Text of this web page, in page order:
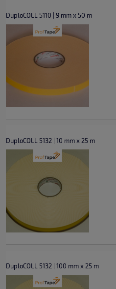
DuploCOLL 5110 | 9 mm x 50 m
DuploCOLL 5132 | 10 mm x 25 m
DuploCOLL 5132 | 100 mm x 25 m